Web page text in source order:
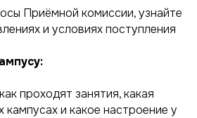
Приёмной комиссии, узнайте
и условиях поступления
проходят занятия, какая
и какое настроение у